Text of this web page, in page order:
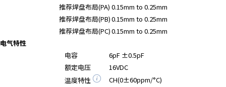
推荐焊盘布局(PA) 0.15mm to 0.25mm
推荐焊盘布局(PB)0.15mm to 0.25mm
推荐焊盘布局(PC)0.15mm to 0.25mm
电气特性
电容
6pF ±0.5pF
额定电压
16VDC
温度特性
CH(0±60ppm/°C)